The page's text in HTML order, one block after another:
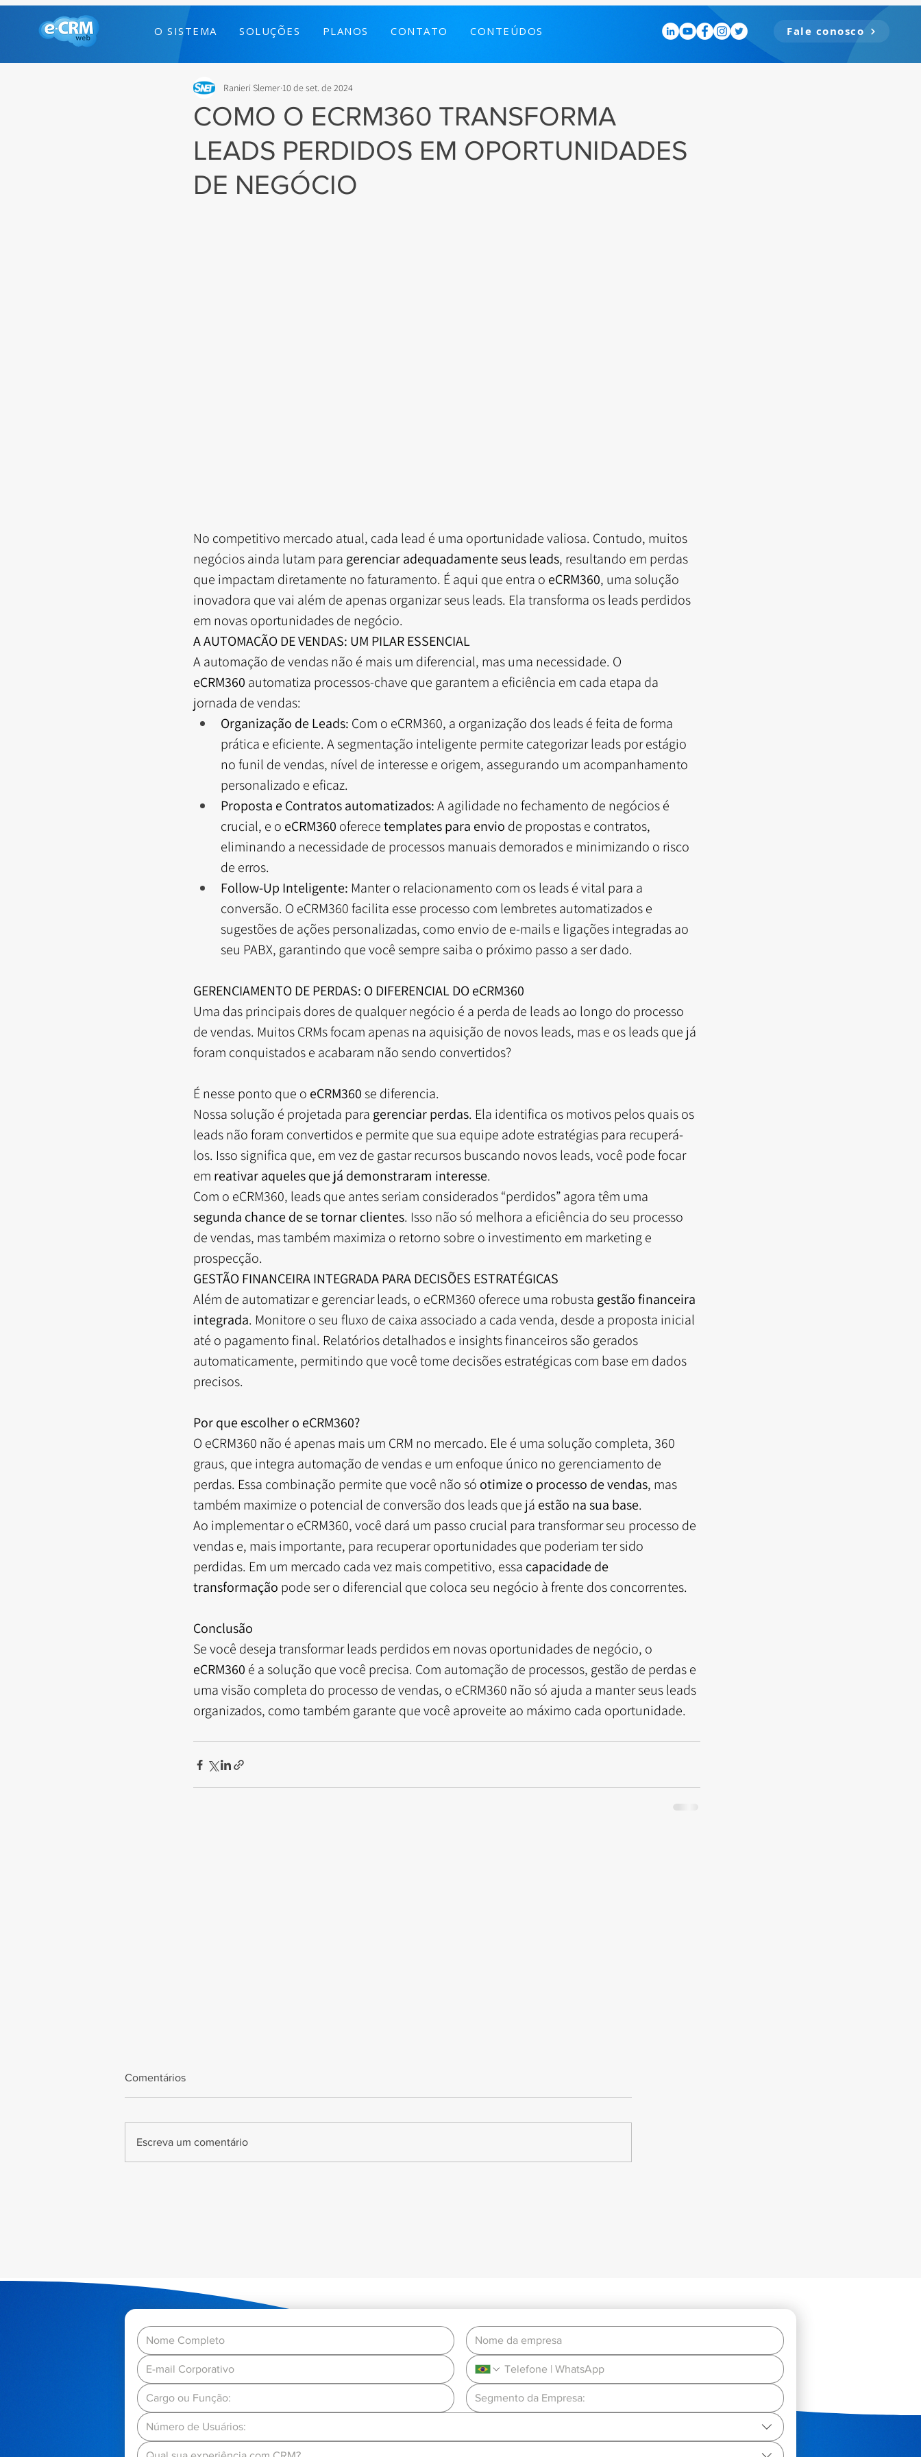
O SISTEMA SOLUÇÕES PLANOS CONTATO CONTEÚDOS Fale conosco
COMO O ECRM360 TRANSFORMA
LEADS PERDIDOS EM OPORTUNIDADES
DE NEGÓCIO
Ranieri Slemer 10 de set. de 2024
No competitivo mercado atual, cada lead é uma oportunidade valiosa. Contudo, muitos
negócios ainda lutam para gerenciar adequadamente seus leads, resultando em perdas
que impactam diretamente no faturamento. É aqui que entra o eCRM360, uma solução
inovadora que vai além de apenas organizar seus leads. Ela transforma os leads perdidos
em novas oportunidades de negócio.
A AUTOMAÇÃO DE VENDAS: UM PILAR ESSENCIAL
A automação de vendas não é mais um diferencial, mas uma necessidade. O
eCRM360 automatiza processos-chave que garantem a eficiência em cada etapa da
jornada de vendas:
Organização de Leads: Com o eCRM360, a organização dos leads é feita de forma
prática e eficiente. A segmentação inteligente permite categorizar leads por estágio
no funil de vendas, nível de interesse e origem, assegurando um acompanhamento
personalizado e eficaz.
Proposta e Contratos automatizados: A agilidade no fechamento de negócios é
crucial, e o eCRM360 oferece templates para envio de propostas e contratos,
eliminando a necessidade de processos manuais demorados e minimizando o risco
de erros.
Follow-Up Inteligente: Manter o relacionamento com os leads é vital para a
conversão. O eCRM360 facilita esse processo com lembretes automatizados e
sugestões de ações personalizadas, como envio de e-mails e ligações integradas ao
seu PABX, garantindo que você sempre saiba o próximo passo a ser dado.
GERENCIAMENTO DE PERDAS: O DIFERENCIAL DO eCRM360
Uma das principais dores de qualquer negócio é a perda de leads ao longo do processo
de vendas. Muitos CRMs focam apenas na aquisição de novos leads, mas e os leads que já
foram conquistados e acabaram não sendo convertidos?
É nesse ponto que o eCRM360 se diferencia.
Nossa solução é projetada para gerenciar perdas. Ela identifica os motivos pelos quais os
leads não foram convertidos e permite que sua equipe adote estratégias para recuperá-
los. Isso significa que, em vez de gastar recursos buscando novos leads, você pode focar
em reativar aqueles que já demonstraram interesse.
Com o eCRM360, leads que antes seriam considerados “perdidos” agora têm uma
segunda chance de se tornar clientes. Isso não só melhora a eficiência do seu processo
de vendas, mas também maximiza o retorno sobre o investimento em marketing e
prospecção.
GESTÃO FINANCEIRA INTEGRADA PARA DECISÕES ESTRATÉGICAS
Além de automatizar e gerenciar leads, o eCRM360 oferece uma robusta gestão financeira
integrada. Monitore o seu fluxo de caixa associado a cada venda, desde a proposta inicial
até o pagamento final. Relatórios detalhados e insights financeiros são gerados
automaticamente, permitindo que você tome decisões estratégicas com base em dados
precisos.
Por que escolher o eCRM360?
O eCRM360 não é apenas mais um CRM no mercado. Ele é uma solução completa, 360
graus, que integra automação de vendas e um enfoque único no gerenciamento de
perdas. Essa combinação permite que você não só otimize o processo de vendas, mas
também maximize o potencial de conversão dos leads que já estão na sua base.
Ao implementar o eCRM360, você dará um passo crucial para transformar seu processo de
vendas e, mais importante, para recuperar oportunidades que poderiam ter sido
perdidas. Em um mercado cada vez mais competitivo, essa capacidade de
transformação pode ser o diferencial que coloca seu negócio à frente dos concorrentes.
Conclusão
Se você deseja transformar leads perdidos em novas oportunidades de negócio, o
eCRM360 é a solução que você precisa. Com automação de processos, gestão de perdas e
uma visão completa do processo de vendas, o eCRM360 não só ajuda a manter seus leads
organizados, como também garante que você aproveite ao máximo cada oportunidade.
Comentários
Escreva um comentário
Número de Usuários: